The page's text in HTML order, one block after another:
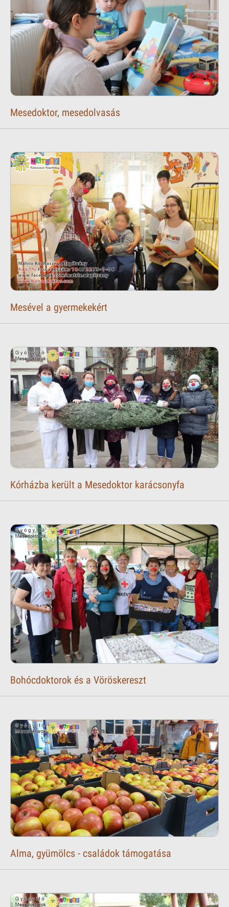
Mesedoktor, mesedolvasás
Mesével a gyermekekért
Kórházba került a Mesedoktor karácsonyfa
Bohócdoktorok és a Vöröskereszt
Alma, gyümölcs - családok támogatása